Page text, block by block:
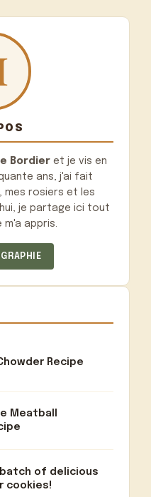
Bordieret je vis en
ans, j'ai fait
mes rosiers et les
je partage ici tout
appris.
Recipe
Meatball
of delicious
cookies!